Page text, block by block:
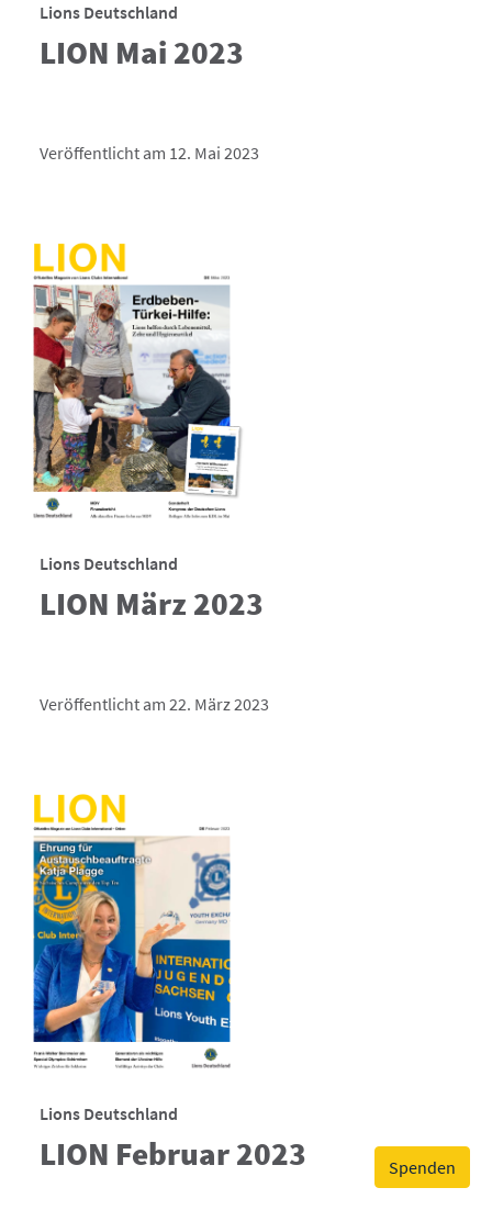
Spenden
Lions Deutschland
LION Mai 2023
Veröffentlicht am 12. Mai 2023
Lions Deutschland
LION März 2023
Veröffentlicht am 22. März 2023
Lions Deutschland
LION Februar 2023